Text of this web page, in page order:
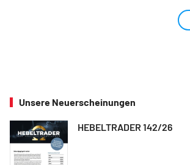
Unsere Neuerscheinungen
HEBELTRADER 142/26